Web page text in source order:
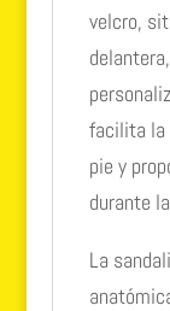
velcro,
facilita la
pie y
durante
La